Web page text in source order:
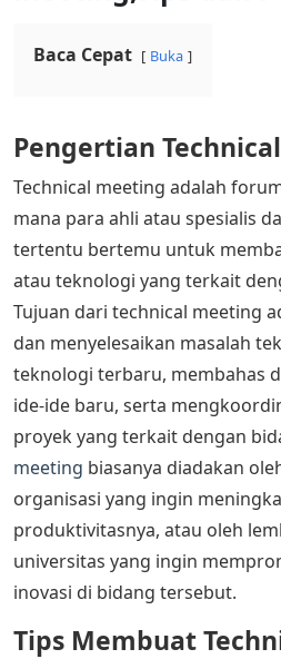
Baca Cepat Buka
Pengertian
Technical meeting adalah
mana para ahli atau spesialis
tertentu bertemu untuk
atau teknologi yang terkait
Tujuan dari technical meeting
dan menyelesaikan masalah
teknologi terbaru, membahas
ide-ide baru, serta
proyek yang terkait dengan
meeting biasanya diadakan
organisasi yang ingin
produktivitasnya, atau oleh
universitas yang ingin
inovasi di bidang tersebut.
Tips Membuat